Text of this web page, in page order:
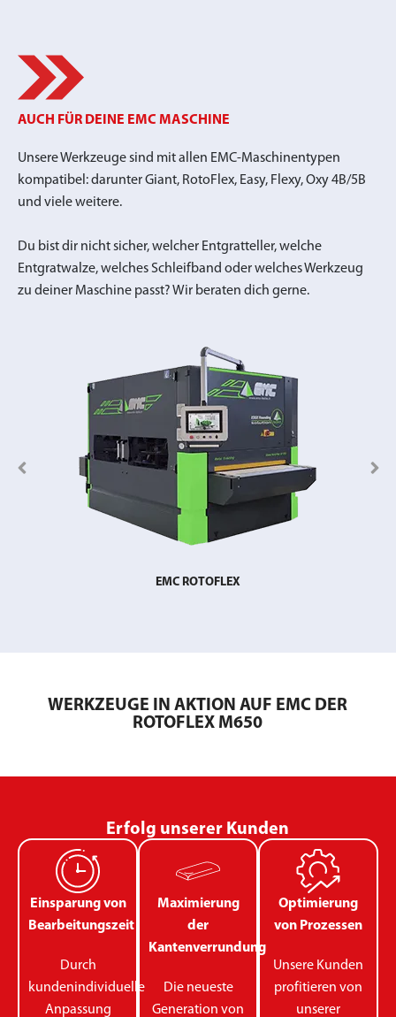
AUCH FÜR DEINE EMC MASCHINE
Unsere Werkzeuge sind mit allen EMC-Maschinentypen
kompatibel: darunter Giant, RotoFlex, Easy, Flexy, Oxy 4B/5B
und viele weitere.
Du bist dir nicht sicher, welcher Entgratteller, welche
Entgratwalze, welches Schleifband oder welches Werkzeug
zu deiner Maschine passt? Wir beraten dich gerne.
EMC ROTOFLEX
WERKZEUGE IN AKTION AUF EMC DER
ROTOFLEX M650
Erfolg unserer Kunden
Einsparung von
Bearbeitungszeit
Durch
kundenindividuelle
Anpassung
Maximierung
der
Kantenverrundung
Die neueste
Generation von
Optimierung
von Prozessen
Unsere Kunden
profitieren von
unserer